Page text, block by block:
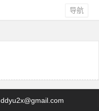
导航
ddyu2x@gmail.com